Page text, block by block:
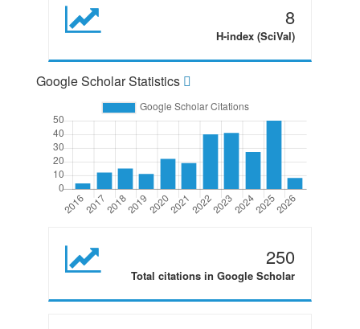
8
H-index (SciVal)
Google Scholar Statistics
250
Total citations in Google Scholar